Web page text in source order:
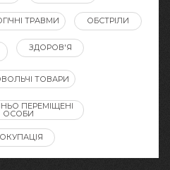
ТРАВМИ ОБСТРІЛИ
ЗДОРОВ'Я
ТОВАРИ
ПЕРЕМІЩЕНІ
ОСОБИ
ОКУПАЦІЯ